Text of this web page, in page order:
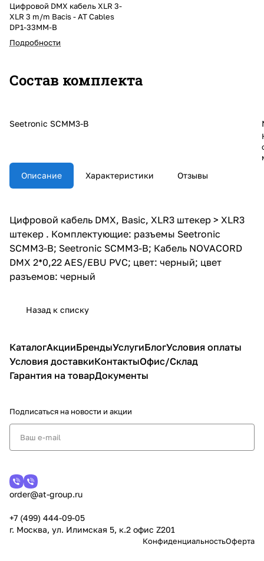
Цифровой DMX кабель XLR 3-
XLR 3 m/m Bacis - AT Cables
DP1-33MM-B
Подробности
Состав комплекта
Seetronic SCMM3-B
Описание Характеристики Отзывы
Цифровой кабель DMX, Basic, XLR3 штекер > XLR3
штекер . Комплектующие: разъемы Seetronic
SCMM3-B; Seetronic SCMM3-B; Кабель NOVACORD
DMX 2*0,22 AES/EBU PVC; цвет: черный; цвет
разъемов: черный
Назад к списку
КаталогАкцииБрендыУслугиБлогУсловия оплаты
Условия доставкиКонтактыОфис/Склад
Гарантия на товарДокументы
Подписаться на новости и акции
order@at-group.ru
+7 (499) 444-09-05
г. Москва, ул. Илимская 5, к.2 офис Z201
КонфиденциальностьОферта